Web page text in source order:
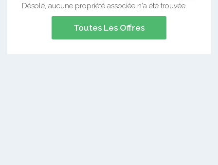
Désolé, aucune propriété associée n'a été trouvée.
Toutes Les Offres